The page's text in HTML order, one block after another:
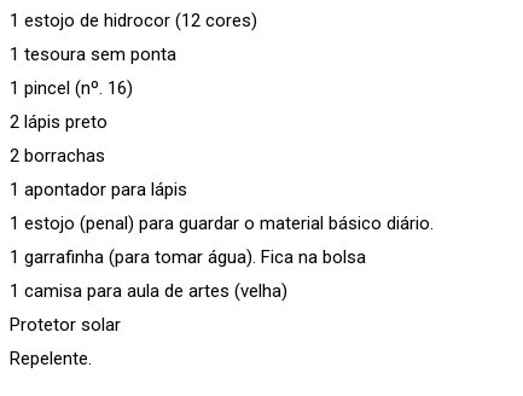
1 estojo de hidrocor (12 cores)
1 tesoura sem ponta
1 pincel (nº. 16)
2 lápis preto
2 borrachas
1 apontador para lápis
1 estojo (penal) para guardar o material básico diário.
1 garrafinha (para tomar água). Fica na bolsa
1 camisa para aula de artes (velha)
Protetor solar
Repelente.